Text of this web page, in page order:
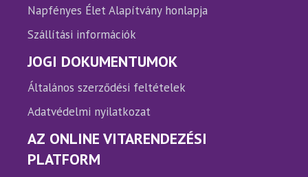
Napfényes Élet Alapítvány honlapja
Szállítási információk
JOGI DOKUMENTUMOK
Általános szerződési feltételek
Adatvédelmi nyilatkozat
AZ ONLINE VITARENDEZÉSI
PLATFORM